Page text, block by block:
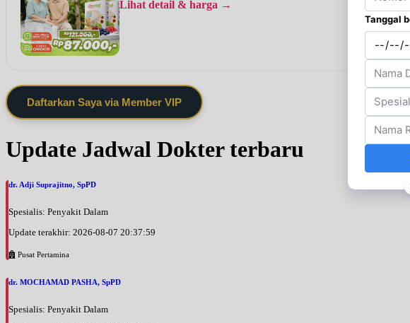
Lihat detail & harga →
Daftarkan Saya via Member VIP
Update Jadwal Dokter terbaru
dr. Adji Suprajitno, SpPD
Spesialis: Penyakit Dalam
Update terakhir: 2026-08-07 20:37:59
Pusat Pertamina
dr. MOCHAMAD PASHA, SpPD
Spesialis: Penyakit Dalam